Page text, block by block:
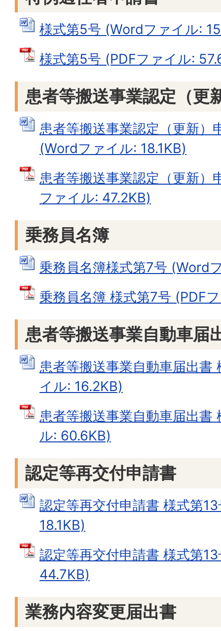
様式第5号 (Wordファイル:
様式第5号 (PDFファイル:
患者等搬送事業認定（更
患者等搬送事業認定（更新）
(Wordファイル: 18.1KB)
患者等搬送事業認定（更新）
ファイル: 47.2KB)
乗務員名簿
乗務員名簿様式第7号 (Word
乗務員名簿 様式第7号 (PDF
患者等搬送事業自動車届
患者等搬送事業自動車届出
イル: 16.2KB)
患者等搬送事業自動車届出書
ル: 60.6KB)
認定等再交付申請書
認定等再交付申請書 様式第
18.1KB)
認定等再交付申請書 様式第
44.7KB)
業務内容変更届出書